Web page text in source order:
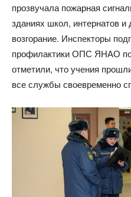
прозвучала пожарная
зданиях школ, интернатов
возгорание. Инспекторы
профилактики ОПС ЯНАО
отметили, что учения
все службы своевременно